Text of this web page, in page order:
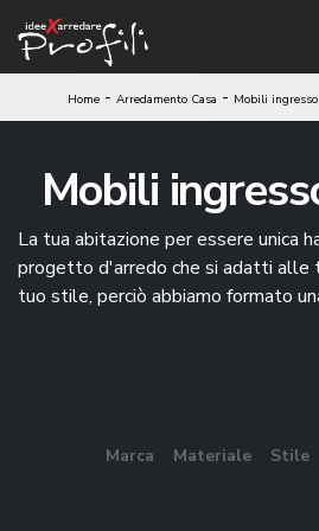
Home - Arredamento Casa - Mobili ingresso
Mobili
La tua abitazione per essere unica
progetto d'arredo che si adatti
tuo stile, perciò abbiamo formato
Marca Materiale Stile